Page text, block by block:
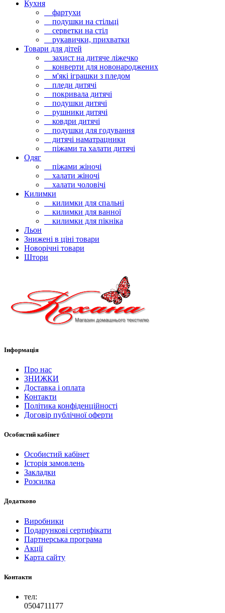
Кухня
фартухи
подушки на стільці
серветки на стіл
рукавички, прихватки
Товари для дітей
захист на дитяче ліжечко
конверти для новонароджених
м'які іграшки з пледом
пледи дитячі
покривала дитячі
подушки дитячі
рушники дитячі
ковдри дитячі
подушки для годування
дитячі наматрацники
піжами та халати дитячі
Одяг
піжами жіночі
халати жіночі
халати чоловічі
Килимки
килимки для спальні
килимки для ванної
килимки для пікніка
Льон
Знижені в ціні товари
Новорічні товари
Штори
Інформація
Про нас
ЗНИЖКИ
Доставка і оплата
Контакти
Політика конфіденційності
Договір публічної оферти
Особистий кабінет
Особистий кабінет
Історія замовлень
Закладки
Розсилка
Додатково
Виробники
Подарункові сертифікати
Партнерська програма
Акції
Карта сайту
Контакти
тел:
0504711177